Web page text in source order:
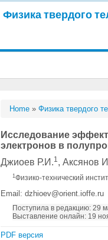
Физика твердого
Home »Физика твердого
Исследование
электронов в
Джиоев Р.И.1, Аксянов
1Физико-технический
Email: dzhioev@orient.ioffe.ru
Поступила в редакцию: 29
Выставление онлайн: 19
PDF версия